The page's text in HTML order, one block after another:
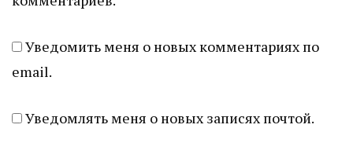
Уведомить меня о новых комментариях по
email.
Уведомлять меня о новых записях почтой.